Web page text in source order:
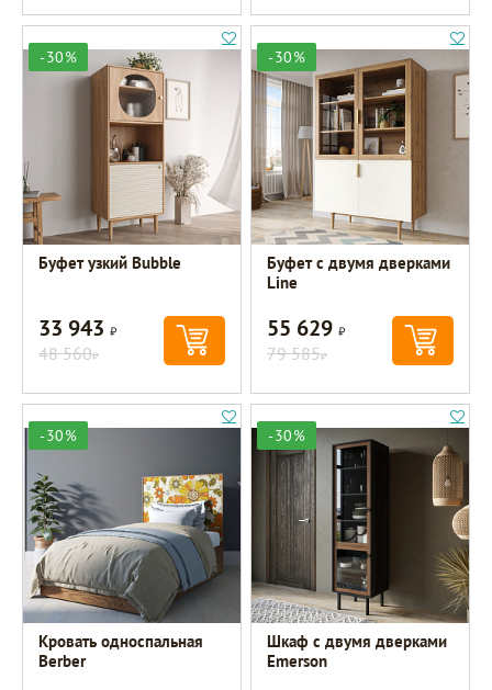
-30%
Буфет узкий Bubble
33 943Р
48 560Р
-30%
Буфет с двумя дверками
Line
55 629Р
79 585Р
-30%
Кровать односпальная
Berber
-30%
Шкаф c двумя дверками
Emerson